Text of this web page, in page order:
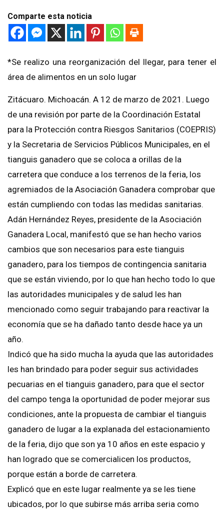
Comparte esta noticia
*Se realizo una reorganización del llegar, para tener el
área de alimentos en un solo lugar
Zitácuaro. Michoacán. A 12 de marzo de 2021. Luego
de una revisión por parte de la Coordinación Estatal
para la Protección contra Riesgos Sanitarios (COEPRIS)
y la Secretaria de Servicios Públicos Municipales, en el
tianguis ganadero que se coloca a orillas de la
carretera que conduce a los terrenos de la feria, los
agremiados de la Asociación Ganadera comprobar que
están cumpliendo con todas las medidas sanitarias.
Adán Hernández Reyes, presidente de la Asociación
Ganadera Local, manifestó que se han hecho varios
cambios que son necesarios para este tianguis
ganadero, para los tiempos de contingencia sanitaria
que se están viviendo, por lo que han hecho todo lo que
las autoridades municipales y de salud les han
mencionado como seguir trabajando para reactivar la
economía que se ha dañado tanto desde hace ya un
año.
Indicó que ha sido mucha la ayuda que las autoridades
les han brindado para poder seguir sus actividades
pecuarias en el tianguis ganadero, para que el sector
del campo tenga la oportunidad de poder mejorar sus
condiciones, ante la propuesta de cambiar el tianguis
ganadero de lugar a la explanada del estacionamiento
de la feria, dijo que son ya 10 años en este espacio y
han logrado que se comercialicen los productos,
porque están a borde de carretera.
Explicó que en este lugar realmente ya se les tiene
ubicados, por lo que subirse más arriba seria como